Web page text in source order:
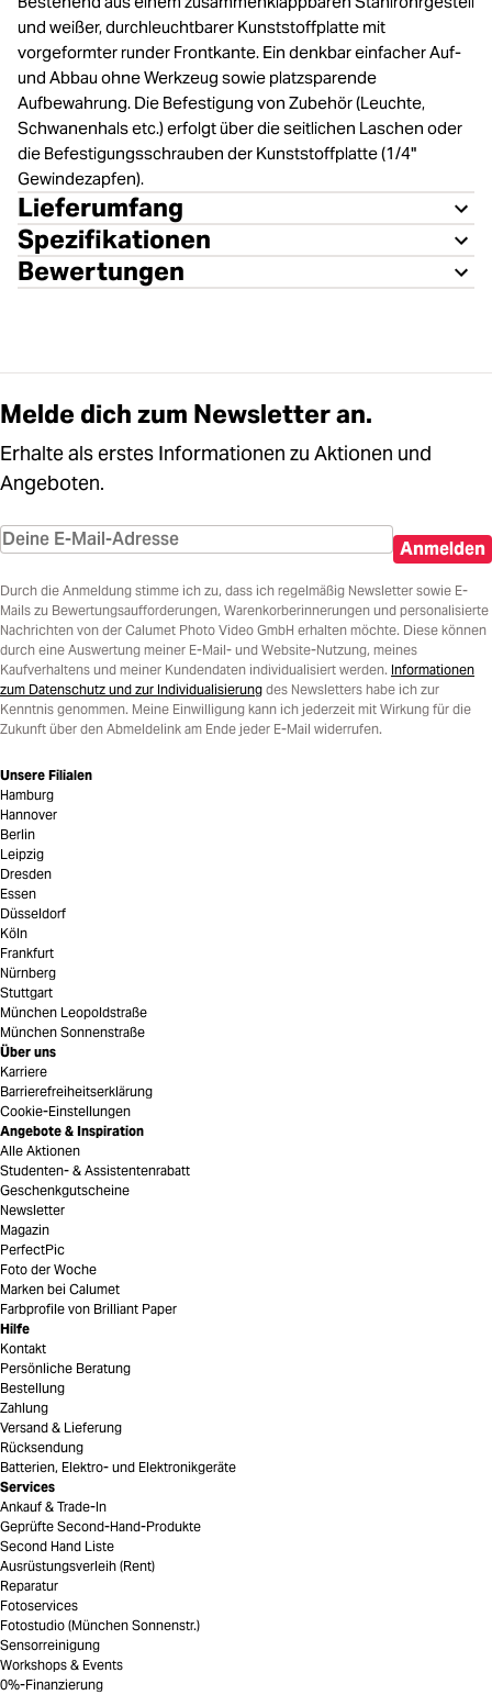
und weißer, durchleuchtbarer Kunststoffplatte mit
vorgeformter runder Frontkante. Ein denkbar einfacher Auf-
und Abbau ohne Werkzeug sowie platzsparende
Aufbewahrung. Die Befestigung von Zubehör (Leuchte,
Schwanenhals etc.) erfolgt über die seitlichen Laschen oder
die Befestigungsschrauben der Kunststoffplatte (1/4"
Gewindezapfen).
Lieferumfang
Spezifikationen
Bewertungen
Melde dich zum Newsletter an.
Erhalte als erstes Informationen zu Aktionen und
Angeboten.
Anmelden
Durch die Anmeldung stimme ich zu, dass ich regelmäßig Newsletter sowie E-
Mails zu Bewertungsaufforderungen, Warenkorberinnerungen und personalisierte
Nachrichten von der Calumet Photo Video GmbH erhalten möchte. Diese können
durch eine Auswertung meiner E-Mail- und Website-Nutzung, meines
Kaufverhaltens und meiner Kundendaten individualisiert werden. Informationen
zum Datenschutz und zur Individualisierung des Newsletters habe ich zur
Kenntnis genommen. Meine Einwilligung kann ich jederzeit mit Wirkung für die
Zukunft über den Abmeldelink am Ende jeder E-Mail widerrufen.
Unsere Filialen
Hamburg
Hannover
Berlin
Leipzig
Dresden
Essen
Düsseldorf
Köln
Frankfurt
Nürnberg
Stuttgart
München Leopoldstraße
München Sonnenstraße
Über uns
Karriere
Barrierefreiheitserklärung
Cookie-Einstellungen
Angebote & Inspiration
Alle Aktionen
Studenten- & Assistentenrabatt
Geschenkgutscheine
Newsletter
Magazin
PerfectPic
Foto der Woche
Marken bei Calumet
Farbprofile von Brilliant Paper
Hilfe
Kontakt
Persönliche Beratung
Bestellung
Zahlung
Versand & Lieferung
Rücksendung
Batterien, Elektro- und Elektronikgeräte
Services
Ankauf & Trade-In
Geprüfte Second-Hand-Produkte
Second Hand Liste
Ausrüstungsverleih (Rent)
Reparatur
Fotoservices
Fotostudio (München Sonnenstr.)
Sensorreinigung
Workshops & Events
0%-Finanzierung